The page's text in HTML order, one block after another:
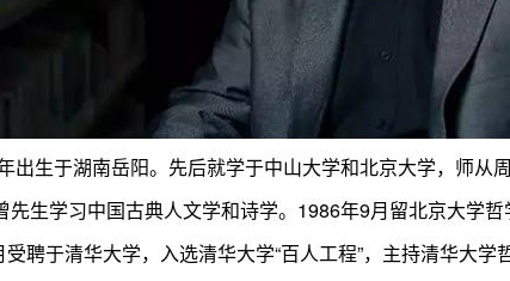
出生于湖南岳阳。先后就学于中山大学和北京大学，师从
先生学习中国古典人文学和诗学。1986年9月留北京大学
聘于清华大学，入选清华大学“百人工程”，主持清华大